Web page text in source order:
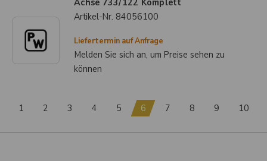
Artikel-Nr. 84056100
Liefertermin auf Anfrage
Melden Sie sich an, um Preise sehen zu
können
1 2 3 4 5 6 7 8 9 10